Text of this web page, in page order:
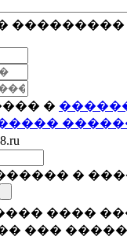
���������
�
�
����
���